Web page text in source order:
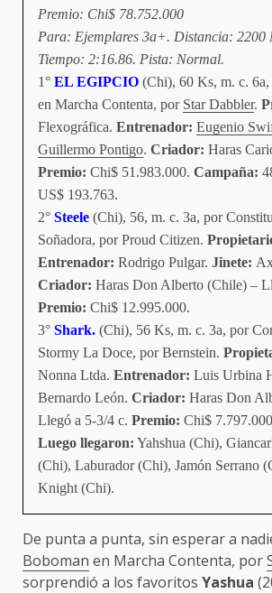
Premio: Chi$ 78.752.000
Para: Ejemplares 3a+. Distancia: 2200
Tiempo: 2:16.86. Pista: Normal.
1° EL EGIPCIO (Chi), 60 Ks, m. c.
en Marcha Contenta, por Star Dabbler.
Flexográfica. Entrenador: Eugenio
Guillermo Pontigo. Criador: Haras
Premio: Chi$ 51.983.000. Campaña:
US$ 193.763.
2° Steele (Chi), 56, m. c. 3a, por
Soñadora, por Proud Citizen.
Entrenador: Rodrigo Pulgar. Jinete:
Criador: Haras Don Alberto (Chile) –
Premio: Chi$ 12.995.000.
3° Shark. (Chi), 56 Ks, m. c. 3a, por
Stormy La Doce, por Bernstein.
Nonna Ltda. Entrenador: Luis Urbina
Bernardo León. Criador: Haras Don
Llegó a 5-3/4 c. Premio: Chi$
Luego llegaron: Yahshua (Chi),
(Chi), Laburador (Chi), Jamón Serrano
Knight (Chi).
De punta a punta, sin esperar a
Boboman en Marcha Contenta, por
sorprendió a los favoritos Yashua